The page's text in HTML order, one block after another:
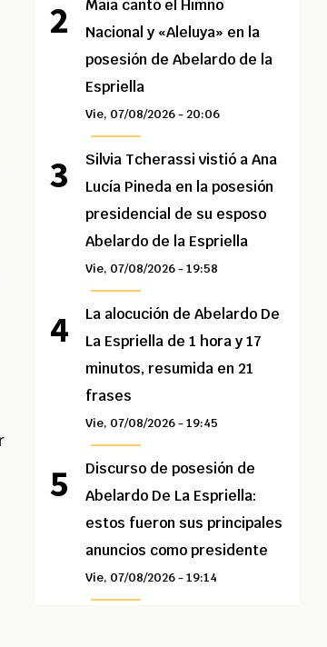
Maía cantó el Himno
Nacional y «Aleluya» en la
posesión de Abelardo de la
Espriella
Vie, 07/08/2026 - 20:06
Silvia Tcherassi vistió a Ana
Lucía Pineda en la posesión
presidencial de su esposo
Abelardo de la Espriella
Vie, 07/08/2026 - 19:58
La alocución de Abelardo De
La Espriella de 1 hora y 17
minutos, resumida en 21
frases
Vie, 07/08/2026 - 19:45
Discurso de posesión de
Abelardo De La Espriella:
estos fueron sus principales
anuncios como presidente
Vie, 07/08/2026 - 19:14